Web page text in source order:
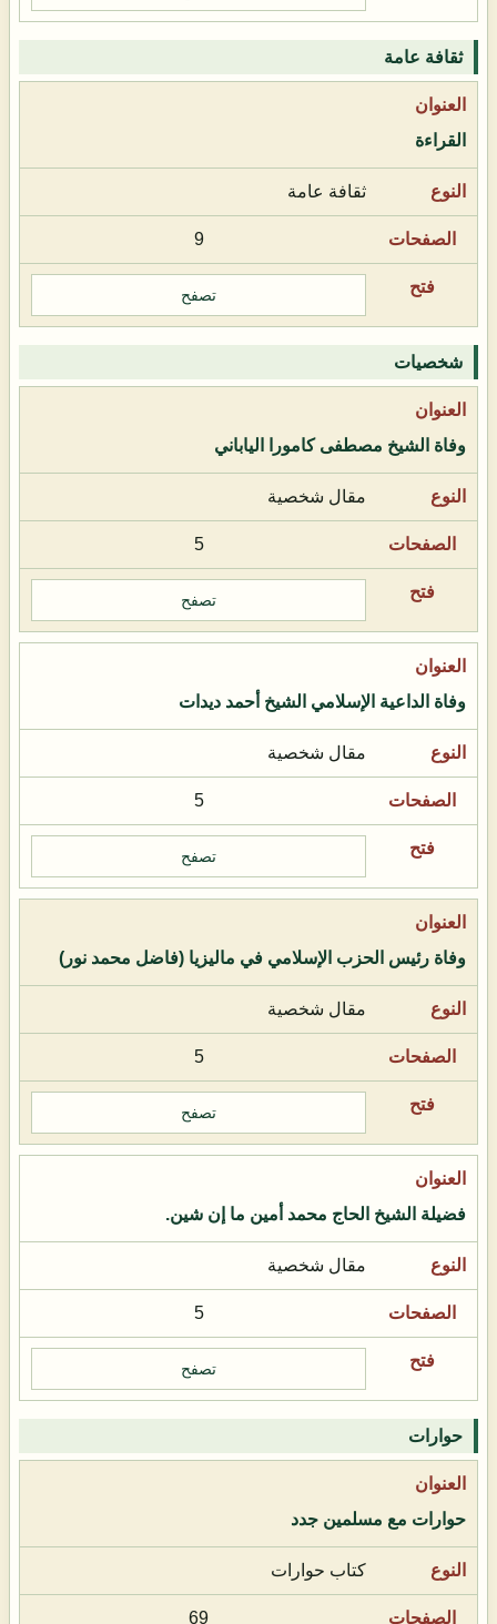
ثقافة عامة
القراءة
ثقافة عامة
9
تصفح
شخصيات
وفاة الشيخ مصطفى كامورا الياباني
مقال شخصية
5
تصفح
وفاة الداعية الإسلامي الشيخ أحمد ديدات
مقال شخصية
5
تصفح
وفاة رئيس الحزب الإسلامي في ماليزيا (فاضل محمد نور)
مقال شخصية
5
تصفح
فضيلة الشيخ الحاج محمد أمين ما إن شين.
مقال شخصية
5
تصفح
حوارات
حوارات مع مسلمين جدد
كتاب حوارات
69